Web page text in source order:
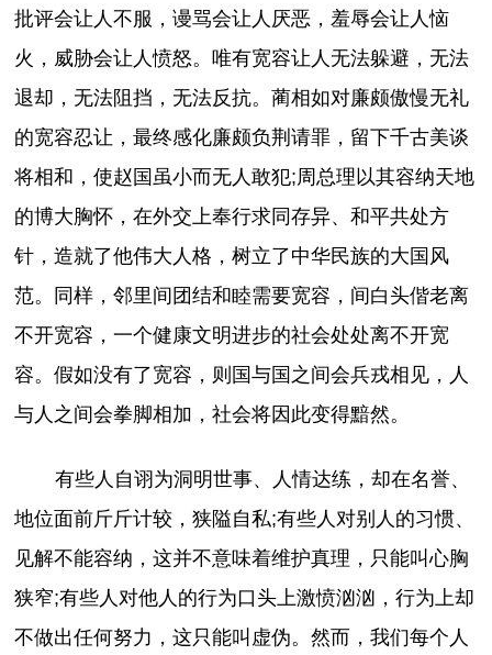
批评会让人不服，谩骂会让人厌恶，羞辱会让人恼
火，威胁会让人愤怒。唯有宽容让人无法躲避，无法
退却，无法阻挡，无法反抗。蔺相如对廉颇傲慢无礼
的宽容忍让，最终感化廉颇负荆请罪，留下千古美谈
将相和，使赵国虽小而无人敢犯;周总理以其容纳天地
的博大胸怀，在外交上奉行求同存异、和平共处方
针，造就了他伟大人格，树立了中华民族的大国风
范。同样，邻里间团结和睦需要宽容，间白头偕老离
不开宽容，一个健康文明进步的社会处处离不开宽
容。假如没有了宽容，则国与国之间会兵戎相见，人
与人之间会拳脚相加，社会将因此变得黯然。
有些人自诩为洞明世事、人情达练，却在名誉、
地位面前斤斤计较，狭隘自私;有些人对别人的习惯、
见解不能容纳，这并不意味着维护真理，只能叫心胸
狭窄;有些人对他人的行为口头上激愤汹汹，行为上却
不做出任何努力，这只能叫虚伪。然而，我们每个人